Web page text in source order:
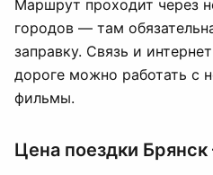
Маршрут проходит через
городов — там
заправку. Связь и
дороге можно работать с
фильмы.
Цена поездки